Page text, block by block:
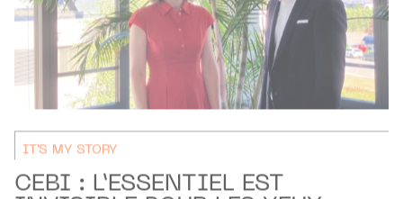
IT'S MY STORY
CEBI : L’ESSENTIEL EST
INVISIBLE POUR LES YEUX